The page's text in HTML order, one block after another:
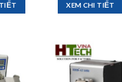
XEM CHI TIẾT
Add to
wishlist
Add to
wishlist